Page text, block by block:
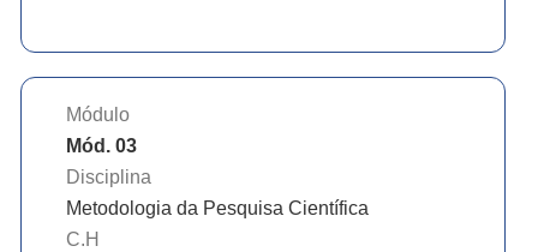
Módulo
Mód. 03
Disciplina
Metodologia da Pesquisa Científica
C.H